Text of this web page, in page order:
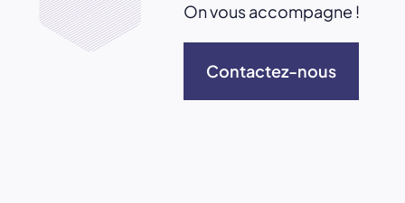
On vous accompagne !
Contactez-nous